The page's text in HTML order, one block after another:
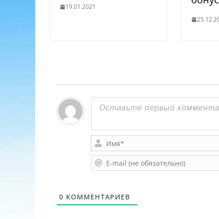
19.01.2021
0 КОММЕНТАРИЕВ